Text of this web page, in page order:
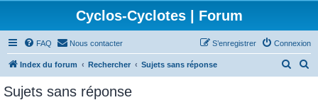
Cyclos-Cyclotes | Forum
FAQ Nous contacter Connexion
S’enregistrer
Index du forum Rechercher Sujets sans réponse
Sujets sans réponse